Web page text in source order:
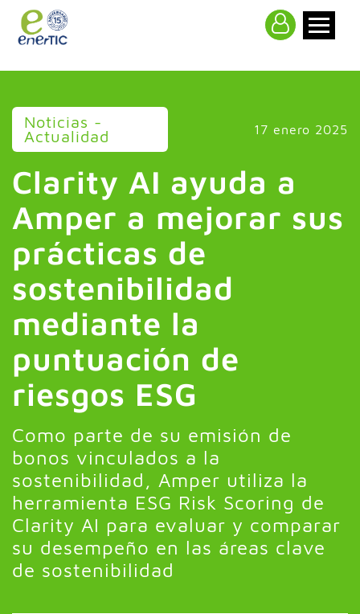
Noticias -
Actualidad 17 enero 2025
Clarity AI ayuda a
Amper a mejorar sus
prácticas de
sostenibilidad
mediante la
puntuación de
riesgos ESG
Como parte de su emisión de
bonos vinculados a la
sostenibilidad, Amper utiliza la
herramienta ESG Risk Scoring de
Clarity AI para evaluar y comparar
su desempeño en las áreas clave
de sostenibilidad